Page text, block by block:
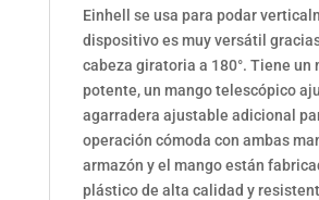
Einhell se usa para podar
dispositivo es muy versátil
cabeza giratoria a 180°. Tiene un
potente, un mango telescópico
agarradera ajustable adicional
operación cómoda con ambas
armazón y el mango están
plástico de alta calidad y